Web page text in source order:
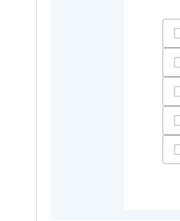
特徴
精算
支払
月に1回、勉強会を開催する
また、自由な風土があり、裁